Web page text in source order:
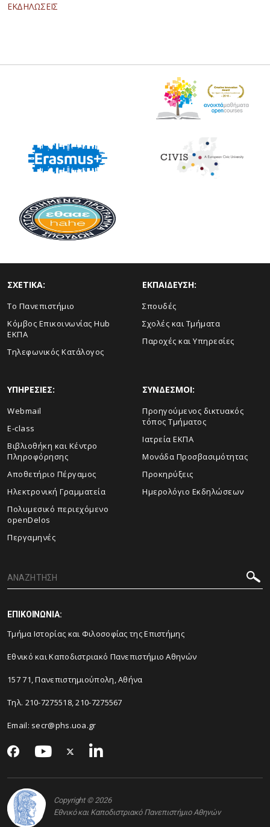
ΕΚΔΗΛΩΣΕΙΣ
ΣΧΕΤΙΚΑ:
Το Πανεπιστήμιο
Κόμβος Επικοινωνίας Hub
ΕΚΠΑ
Τηλεφωνικός Κατάλογος
ΕΚΠΑΙΔΕΥΣΗ:
Σπουδές
Σχολές και Τμήματα
Παροχές και Υπηρεσίες
ΥΠΗΡΕΣΙΕΣ:
Webmail
E-class
Βιβλιοθήκη και Κέντρο
Πληροφόρησης
Αποθετήριο Πέργαμος
Ηλεκτρονική Γραμματεία
Πολυμεσικό περιεχόμενο
openDelos
Περγαμηνές
ΣΥΝΔΕΣΜΟΙ:
Προηγούμενος δικτυακός
τόπος Τμήματος
Ιατρεία ΕΚΠΑ
Μονάδα Προσβασιμότητας
Προκηρύξεις
Ημερολόγιο Εκδηλώσεων
ΕΠΙΚΟΙΝΩΝΙΑ:
Τμήμα Ιστορίας και Φιλοσοφίας της Επιστήμης
Εθνικό και Καποδιστριακό Πανεπιστήμιο Αθηνών
157 71, Πανεπιστημιούπολη, Αθήνα
Τηλ. 210-7275518, 210-7275567
Email: secr@phs.uoa.gr
Copyright © 2026
Εθνικό και Καποδιστριακό Πανεπιστήμιο Αθηνών